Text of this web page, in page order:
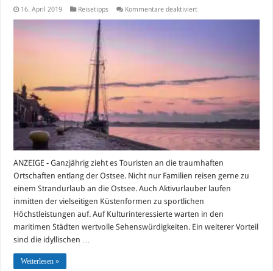
16. April 2019 Reisetipps Kommentare deaktiviertfür
der
ANZEIGE - Ganzjährig zieht es Touristen an die traumhaften
Ortschaften entlang der Ostsee. Nicht nur Familien reisen gerne zu
einem Strandurlaub an die Ostsee. Auch Aktivurlauber laufen
inmitten der vielseitigen Küstenformen zu sportlichen
Höchstleistungen auf. Auf Kulturinteressierte warten in den
maritimen Städten wertvolle Sehenswürdigkeiten. Ein weiterer Vorteil
sind die idyllischen …
Weiterlesen »